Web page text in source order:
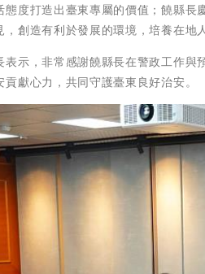
態度打造出臺東專屬的價值；饒縣
，創造有利於發展的環境，培養在地
表示，非常感謝饒縣長在警政工作
貢獻心力，共同守護臺東良好治安。